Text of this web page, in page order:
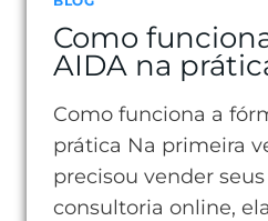
Como
AIDA na
Como funciona a
prática Na primeira
precisou vender
consultoria online,